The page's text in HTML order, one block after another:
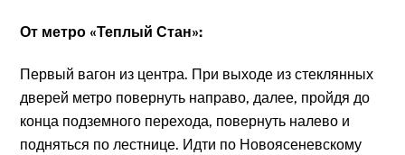
От метро «Теплый Стан»:
Первый вагон из центра. При выходе из стеклянных
дверей метро повернуть направо, далее, пройдя до
конца подземного перехода, повернуть налево и
подняться по лестнице. Идти по Новоясеневскому